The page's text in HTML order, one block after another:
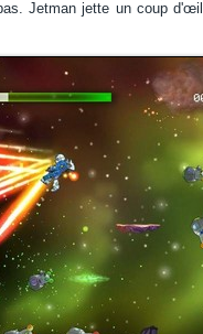
Jetman jette un coup